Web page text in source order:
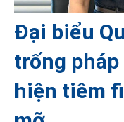
Đại biểu
trống
hiện tiêm